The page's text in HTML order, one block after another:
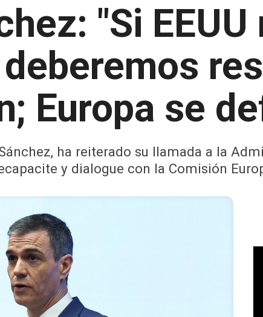
"Si
Europa se
ha reiterado su llamada a la
y dialogue con la Comisión